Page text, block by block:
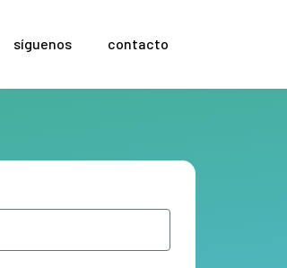
síguenos contacto